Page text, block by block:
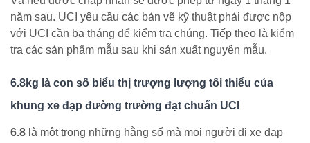
năm sau. UCI yêu cầu các bản vẽ kỹ thuật phải được nộp
với UCI cần ba tháng để kiểm tra chúng. Tiếp theo là kiểm
tra các sản phẩm mẫu sau khi sản xuất nguyên mẫu.
6.8kg là con số biểu thị trượng lượng tối thiểu của
khung xe đạp đường trường đạt chuẩn UCI
6.8 là một trong những hằng số mà mọi người đi xe đạp